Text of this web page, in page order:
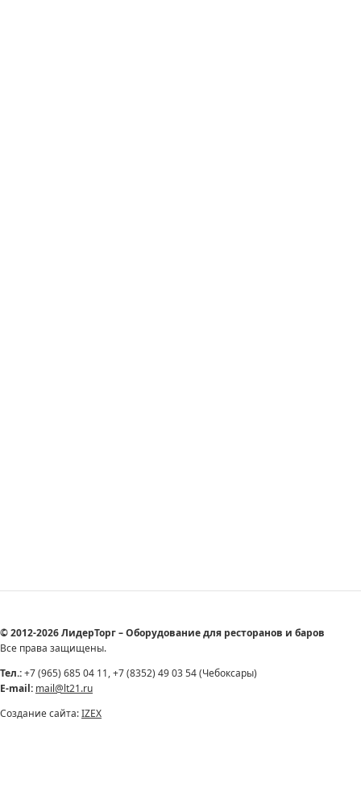
© 2012-2026 ЛидерТорг – Оборудование для ресторанов и баров
Все права защищены.
Тел.:+7 (965) 685 04 11, +7 (8352) 49 03 54 (Чебоксары)
E-mail: mail@lt21.ru
Создание сайта:IZEX